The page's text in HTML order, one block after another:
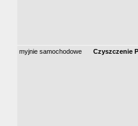
myjnie samochodowe Czyszczenie